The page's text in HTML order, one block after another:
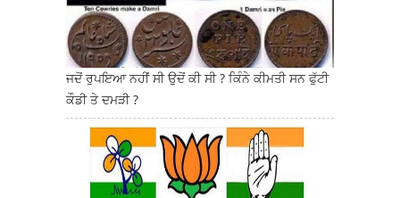
ਜਦੋਂ ਰੁਪਇਆ ਨਹੀਂ ਸੀ ਉਦੋਂ ਕੀ ਸੀ ? ਕਿੰਨੇ ਕੀਮਤੀ ਸਨ ਫੁੱਟੀ
ਕੌਡੀ ਤੇ ਦਮੜੀ ?